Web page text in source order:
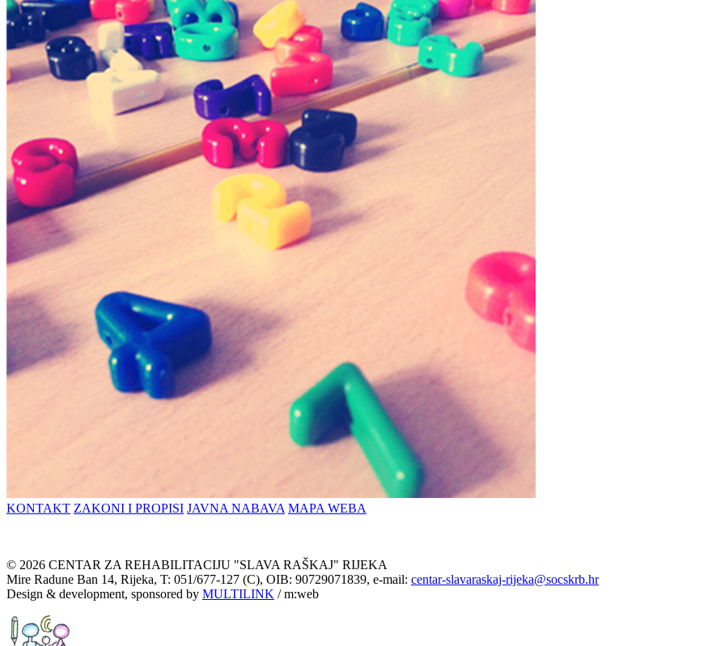
KONTAKT ZAKONI I PROPISI JAVNA NABAVA MAPA WEBA
© 2026 CENTAR ZA REHABILITACIJU "SLAVA RAŠKAJ" RIJEKA
Mire Radune Ban 14, Rijeka, T: 051/677-127 (C), OIB: 90729071839, e-mail: centar-slavaraskaj-rijeka@socskrb.hr
Design & development, sponsored by MULTILINK / m:web